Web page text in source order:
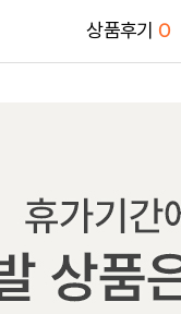
상품후기0